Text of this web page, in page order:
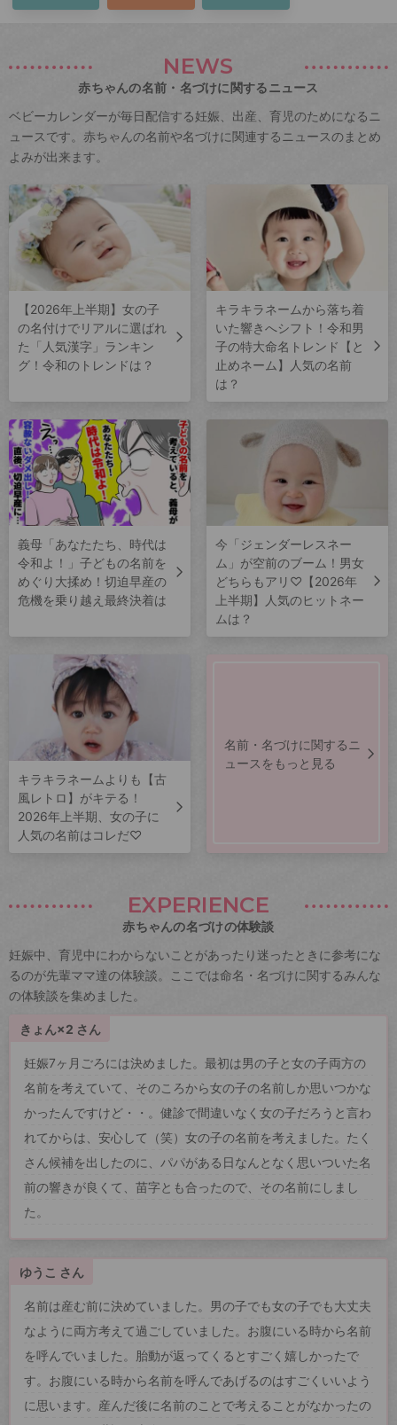
NEWS
赤ちゃんの名前・名づけに関するニュース
ベビーカレンダーが毎日配信する妊娠、出産、育児のためになるニ
ュースです。赤ちゃんの名前や名づけに関連するニュースのまとめ
よみが出来ます。
【2026年上半期】女の子
の名付けでリアルに選ばれ
た「人気漢字」ランキン
グ！令和のトレンドは？
キラキラネームから落ち着
いた響きへシフト！令和男
子の特大命名トレンド【と
止めネーム】人気の名前
は？
義母「あなたたち、時代は
令和よ！」子どもの名前を
めぐり大揉め！切迫早産の
危機を乗り越え最終決着は
今「ジェンダーレスネー
ム」が空前のブーム！男女
どちらもアリ♡【2026年
上半期】人気のヒットネー
ムは？
キラキラネームよりも【古
風レトロ】がキテる！
2026年上半期、女の子に
人気の名前はコレだ♡
名前・名づけに関するニ
ュースをもっと見る
EXPERIENCE
赤ちゃんの名づけの体験談
妊娠中、育児中にわからないことがあったり迷ったときに参考にな
るのが先輩ママ達の体験談。ここでは命名・名づけに関するみんな
の体験談を集めました。
きょん×2 さん
妊娠7ヶ月ごろには決めました。最初は男の子と女の子両方の
名前を考えていて、そのころから女の子の名前しか思いつかな
かったんですけど・・。健診で間違いなく女の子だろうと言わ
れてからは、安心して（笑）女の子の名前を考えました。たく
さん候補を出したのに、パパがある日なんとなく思いついた名
前の響きが良くて、苗字とも合ったので、その名前にしまし
た。
ゆうこ さん
名前は産む前に決めていました。男の子でも女の子でも大丈夫
なように両方考えて過ごしていました。お腹にいる時から名前
を呼んでいました。胎動が返ってくるとすごく嬉しかったで
す。お腹にいる時から名前を呼んであげるのはすごくいいよう
に思います。産んだ後に名前のことで考えることがなかったの